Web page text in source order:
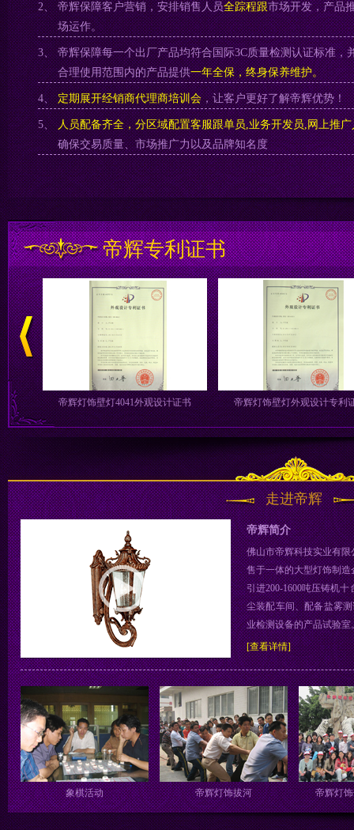
2、 帝辉保障客户营销，安排销售人员全踪程跟市场开发，产品
场运作。
3、 帝辉保障每一个出厂产品均符合国际3C质量检测认证标准，
合理使用范围内的产品提供一年全保，终身保养维护。
4、 定期展开经销商代理商培训会，让客户更好了解帝辉优势！
5、 人员配备齐全，分区域配置客服跟单员,业务开发员,网上推广
确保交易质量、市场推广力以及品牌知名度
帝辉专利证书
帝辉灯饰壁灯4041外观设计证书 帝辉灯饰壁灯外观设计专
走进帝辉
帝辉简介
佛山市帝辉科技实业有
售于一体的大型灯饰制
引进200-1600吨压铸机
尘装配车间、配备盐雾
业检测设备的产品试验室
[查看详情]
广州长隆野生动物世界游玩 象棋活动 帝